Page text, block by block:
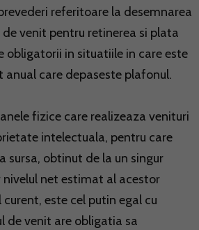
referitoare la desemnarea
venit pentru retinerea si plata
obligatorii in situatiile in care este
care depaseste plafonul.
fizice care realizeaza venituri
intelectuala, pentru care
sursa, obtinut de la un singur
net estimat al acestor
este cel putin egal cu
de venit are obligatia sa